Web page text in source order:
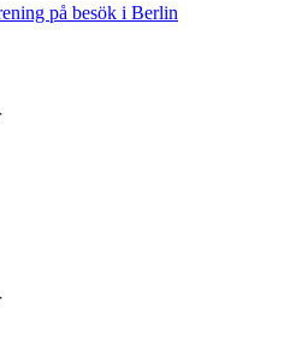
på besök i Berlin